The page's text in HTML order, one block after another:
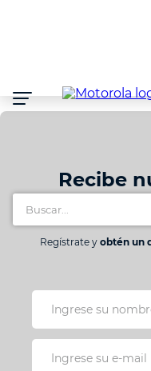
sistema
de
Buscar...
Recibe
Regístrate y obtén un